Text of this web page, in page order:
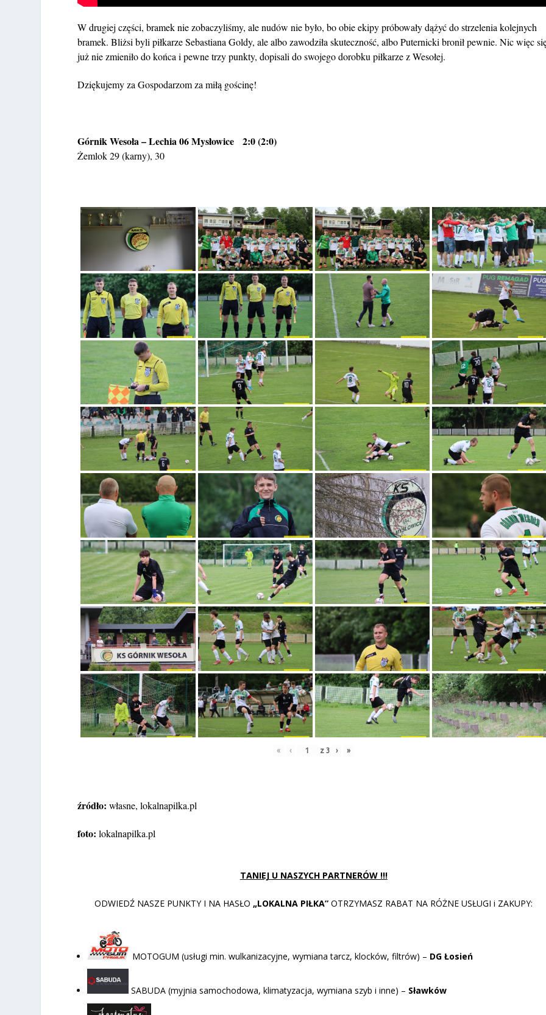
W drugiej części, bramek nie zobaczyliśmy, ale nudów nie było, bo obie ekipy próbowały dążyć do strzelenia kolejnych
bramek. Bliżsi byli piłkarze Sebastiana Goldy, ale albo zawodziła skuteczność, albo Puternicki bronił pewnie. Nic więc
już nie zmieniło do końca i pewne trzy punkty, dopisali do swojego dorobku piłkarze z Wesołej.
Dziękujemy za Gospodarzom za miłą gościnę!
Górnik Wesoła – Lechia 06 Mysłowice 2:0 (2:0)
Żemlok 29 (karny), 30
« ‹ z3 › »
źródło:własne, lokalnapilka.pl
foto:lokalnapilka.pl
TANIEJ U NASZYCH PARTNERÓW !!!
ODWIEDŹ NASZE PUNKTY I NA HASŁO „LOKALNA PIŁKA”OTRZYMASZ RABAT NA RÓŻNE USŁUGI i ZAKUPY:
MOTOGUM (usługi min. wulkanizacyjne, wymiana tarcz, klocków, filtrów) – DG Łosień
SABUDA (myjnia samochodowa, klimatyzacja, wymiana szyb i inne) – Sławków